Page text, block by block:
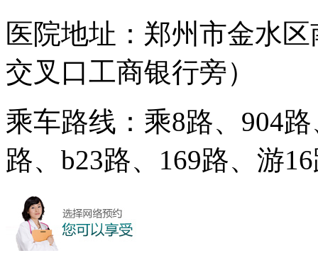
医院地址：郑州市金水
交叉口工商银行旁）
乘车路线：乘8路、904
路、b23路、169路、游